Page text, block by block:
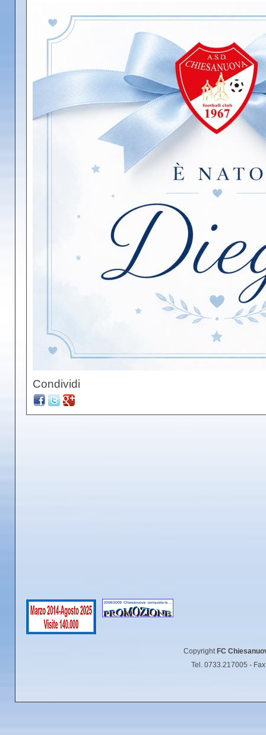
Condividi
Copyright FC
Tel. 0733.217005 -